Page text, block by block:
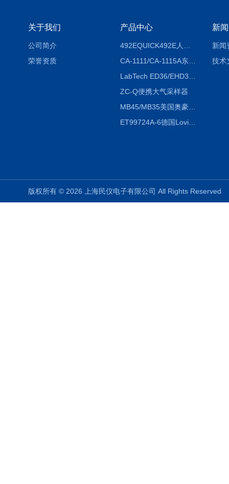
关于我们
公司简介
荣誉资质
产品中心
CA-1111/CA-1115A东京理化EYELA CA-1111/CA-1115A冷却水循环装置
ZC-Q便携大气采样器
MB45/MB35美国奥豪斯OHAUS MB45/MB35卤素红外水分测定仪
ET99724A-6德国Lovibond ET99724A-6微电脑BOD测定仪
新
新闻
技术
版权所有 © 2026 上海民仪电子有限公司 All Rights